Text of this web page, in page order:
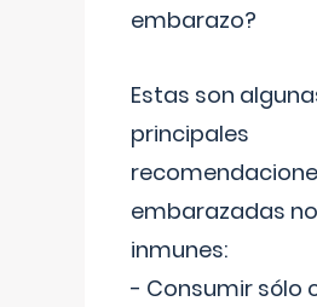
embarazo?
Estas son
principales
embarazadas no
inmunes:
- Consumir sólo